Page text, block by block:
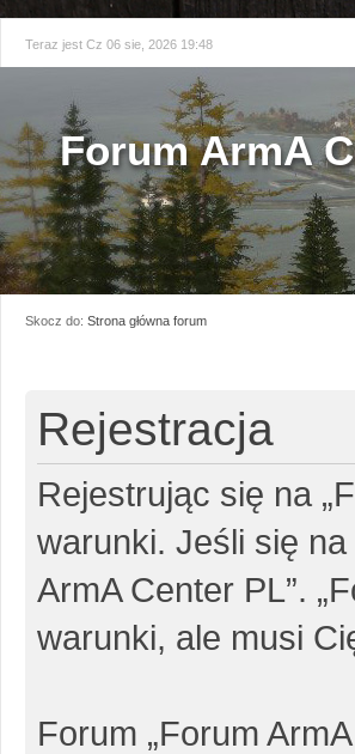
Teraz jest Cz 06 sie, 2026 19:48
Forum ArmA
Skocz do: Strona główna forum
Rejestracja
Rejestrując się na
warunki. Jeśli się
ArmA Center PL”.
warunki, ale musi
Forum „Forum